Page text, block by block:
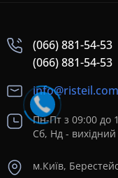
(066) 881-54-53
(066) 881-54-53
info@risteil.com
Пн-Пт з 09:00 до
Сб, Нд - вихідний
м.Київ,